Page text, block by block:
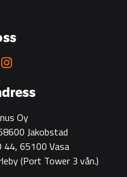
Oy
Jakobstad
65100 Vasa
(Port Tower 3 vån.)
Instagram